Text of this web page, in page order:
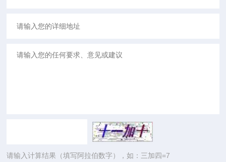
请输入计算结果（填写阿拉伯数字），如：三加四=7